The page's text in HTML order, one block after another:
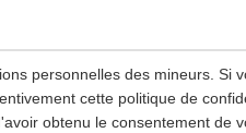
personnelles des mineurs. Si
cette politique de
obtenu le consentement de